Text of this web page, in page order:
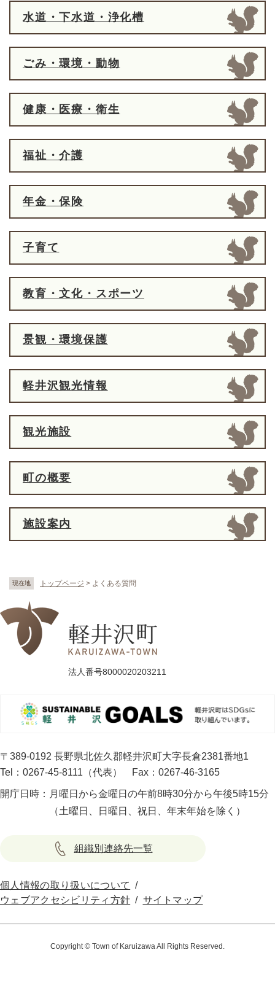
現在地 トップページ > よくある質問
水道・下水道・浄化槽
ごみ・環境・動物
健康・医療・衛生
福祉・介護
年金・保険
子育て
教育・文化・スポーツ
景観・環境保護
軽井沢観光情報
観光施設
町の概要
施設案内
法人番号8000020203211
〒389-0192 長野県北佐久郡軽井沢町大字長倉2381番地1
Tel：0267-45-8111（代表）
Fax：0267-46-3165
開庁日時： 月曜日から金曜日の午前8時30分から午後5時15分
（土曜日、日曜日、祝日、年末年始を除く）
組織別連絡先一覧
個人情報の取り扱いについて
ウェブアクセシビリティ方針
サイトマップ
Copyright © Town of Karuizawa All Rights Reserved.